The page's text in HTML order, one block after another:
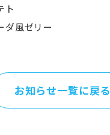
ト
ダ風ゼリー
お知らせ一覧に戻る